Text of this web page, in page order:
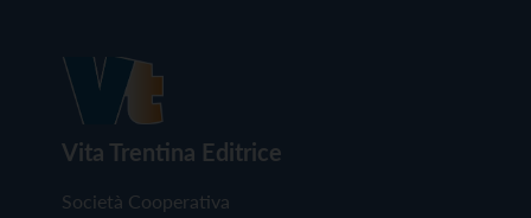
Vita Trentina Editrice
Società Cooperativa